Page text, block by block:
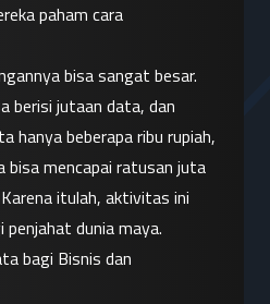
paham cara
bisa sangat besar.
berisi jutaan data, dan
hanya beberapa ribu rupiah,
bisa mencapai ratusan juta
itulah, aktivitas ini
dunia maya.
bagi Bisnis dan